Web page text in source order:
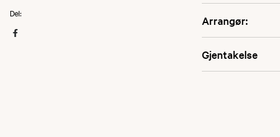
Arrangør:
Gjentakelse
Del: